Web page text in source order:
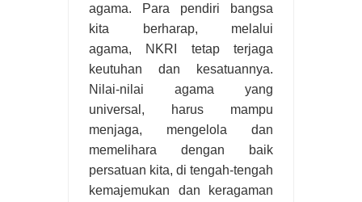
agama. Para pendiri bangsa
kita berharap, melalui
agama, NKRI tetap terjaga
keutuhan dan kesatuannya.
Nilai-nilai agama yang
universal, harus mampu
menjaga, mengelola dan
memelihara dengan baik
persatuan kita, di tengah-tengah
kemajemukan dan keragaman